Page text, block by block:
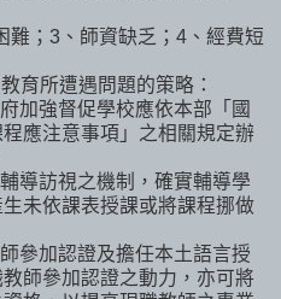
難；3、師資缺乏；4、經費短
育所遭遇問題的策略：
加強督促學校應依本部「國
應注意事項」之相關規定辦
導訪視之機制，確實輔導學
未依課表授課或將課程挪做
參加認證及擔任本土語言授
師參加認證之動力，亦可將